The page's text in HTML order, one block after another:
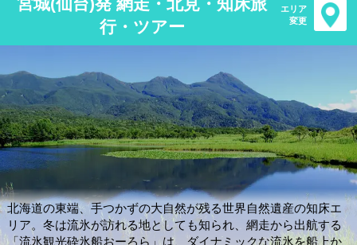
行・ツアー
エリア
変更
北海道の東端、手つかずの大自然が残る世界自然遺産の知床エ
リア。冬は流氷が訪れる地としても知られ、網走から出航する
「流氷観光砕氷船おーろら」は、ダイナミックな流氷を船上か